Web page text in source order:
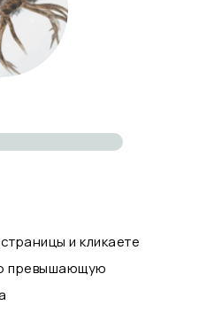
и кликаете
превышающую